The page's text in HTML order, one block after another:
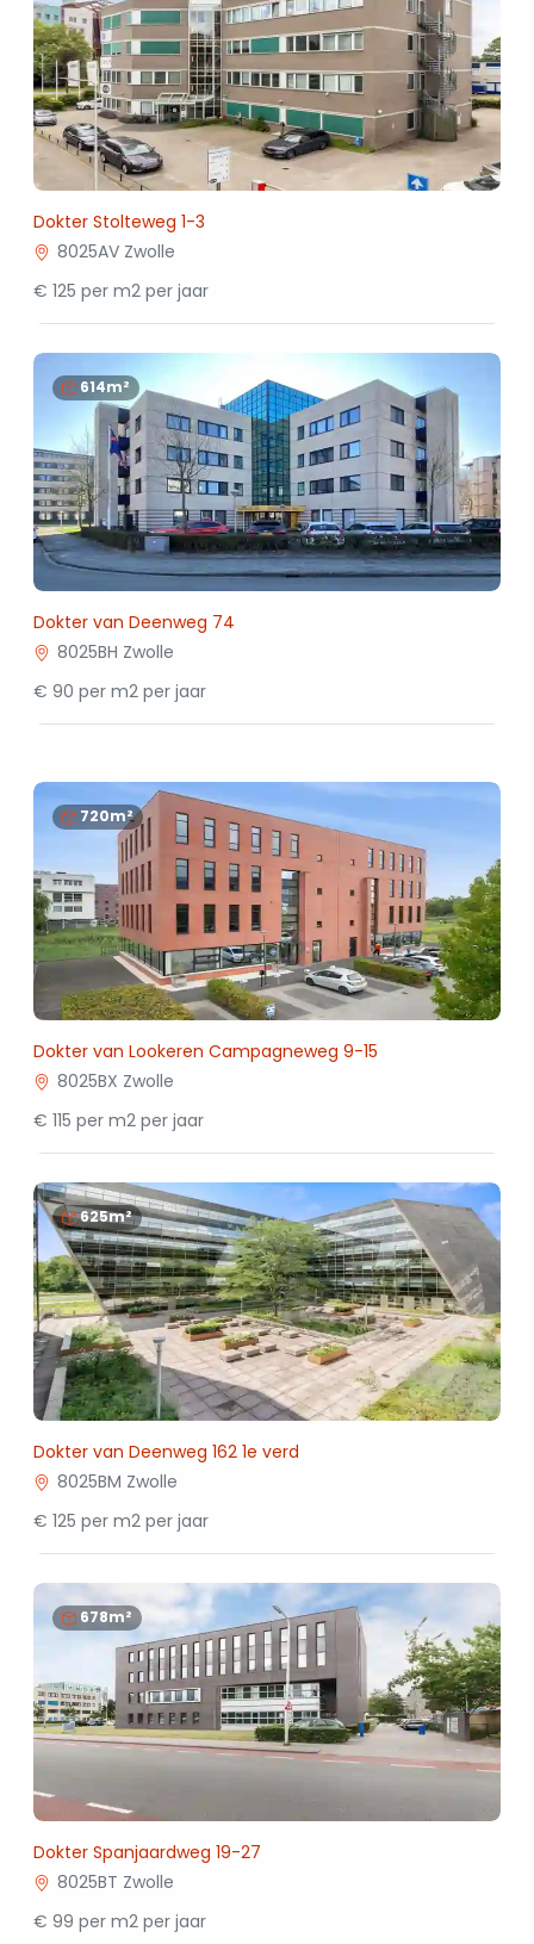
Dokter Stolteweg 1-3
8025AV Zwolle
€ 125 per m2 per jaar
614m²
Dokter van Deenweg 74
8025BH Zwolle
€ 90 per m2 per jaar
720m²
Dokter van Lookeren Campagneweg 9-15
8025BX Zwolle
€ 115 per m2 per jaar
625m²
Dokter van Deenweg 162 1e verd
8025BM Zwolle
€ 125 per m2 per jaar
678m²
Dokter Spanjaardweg 19-27
8025BT Zwolle
€ 99 per m2 per jaar